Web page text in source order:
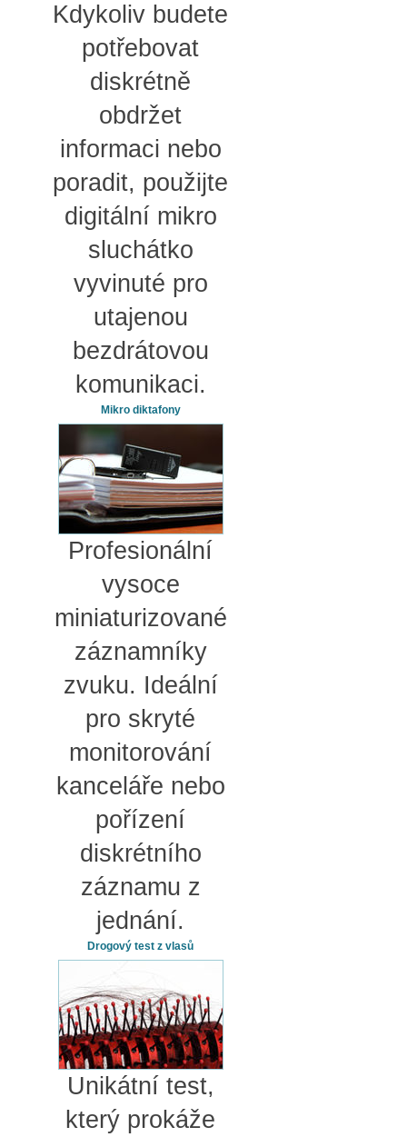
Kdykoliv budete
potřebovat
diskrétně
obdržet
informaci nebo
poradit, použijte
digitální mikro
sluchátko
vyvinuté pro
utajenou
bezdrátovou
komunikaci.
Mikro diktafony
Profesionální
vysoce
miniaturizované
záznamníky
zvuku. Ideální
pro skryté
monitorování
kanceláře nebo
pořízení
diskrétního
záznamu z
jednání.
Drogový test z vlasů
Unikátní test,
který prokáže